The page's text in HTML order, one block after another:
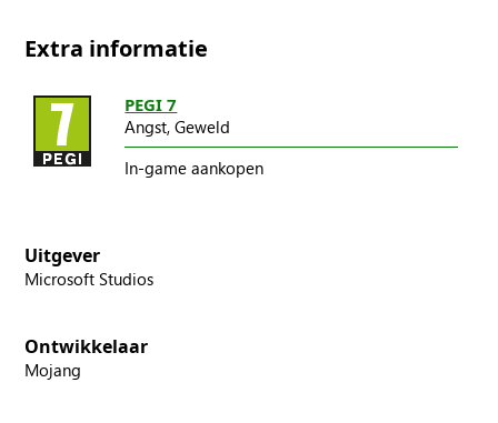
Extra informatie
PEGI 7
Angst, Geweld
In-game aankopen
Uitgever
Microsoft Studios
Ontwikkelaar
Mojang